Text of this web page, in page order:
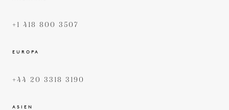
+1 418 800 3507
EUROPA
+44 20 3318 3190
ASIEN